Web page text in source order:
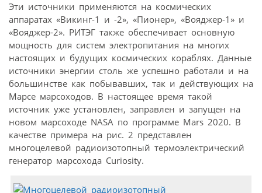
Эти источники применяются на космических
аппаратах «Викинг-1 и -2», «Пионер», «Вояджер-1» и
«Вояджер-2». РИТЭГ также обеспечивает основную
мощность для систем электропитания на многих
настоящих и будущих космических кораблях. Данные
источники энергии столь же успешно работали и на
большинстве как побывавших, так и действующих на
Марсе марсоходов. В настоящее время такой
источник уже установлен, заправлен и запущен на
новом марсоходе NASA по программе Mars 2020. В
качестве примера на рис. 2 представлен
многоцелевой радиоизотопный термоэлектрический
генератор марсохода Curiosity.